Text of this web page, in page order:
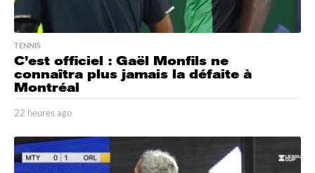
TENNIS
C’est officiel : Gaël Monfils ne
connaîtra plus jamais la défaite à
Montréal
22 heures ago
h
e
u